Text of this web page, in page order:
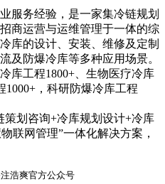
服务经验，是一家集冷链规划
商运营与运维管理于一体的综
库的设计、安装、维修及定制
及防爆冷库等多种应用场景。
库工程1800+、生物医疗冷库
1000+，科研防爆冷库工程
策划咨询+冷库规划设计+冷库
联网管理”一体化解决方案，
浩爽官方公众号